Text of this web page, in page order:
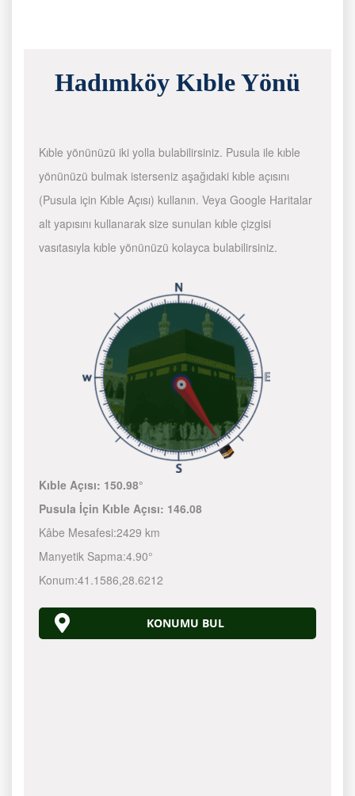
Hadımköy Kıble Yönü
Kıble yönünüzü iki yolla bulabilirsiniz. Pusula ile kıble
yönünüzü bulmak isterseniz aşağıdaki kıble açısını
(Pusula için Kıble Açısı) kullanın. Veya Google Haritalar
alt yapısını kullanarak size sunulan kıble çizgisi
vasıtasıyla kıble yönünüzü kolayca bulabilirsiniz.
Kıble Açısı: 150.98°
Pusula İçin Kıble Açısı: 146.08
Kâbe Mesafesi:2429 km
Manyetik Sapma:4.90°
Konum:41.1586,28.6212
KONUMU BUL